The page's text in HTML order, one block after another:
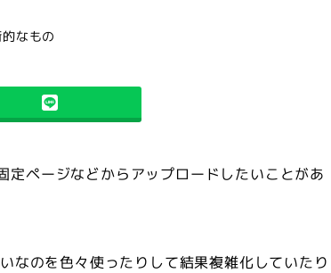
ーなもの
ページなどからアップロードしたいことがあ
なのを色々使ったりして結果複雑化していたり